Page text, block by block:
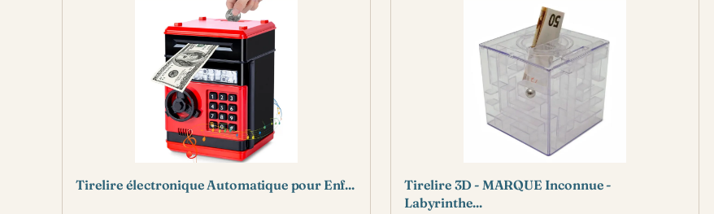
Tirelire électronique Automatique pour Enf...
Tirelire 3D - MARQUE Inconnue -
Labyrinthe...